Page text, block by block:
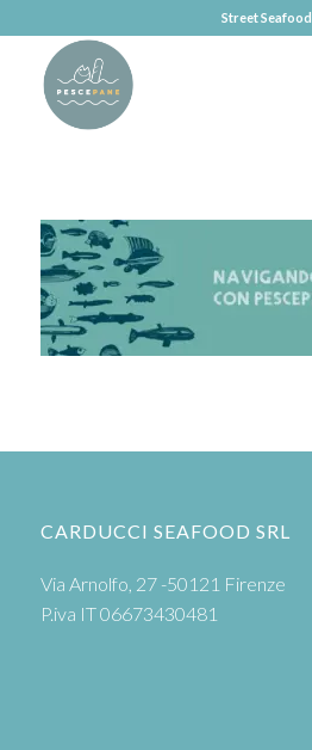
Street Seafood
CARDUCCI SEAFOOD SRL
Via Arnolfo, 27 -50121 Firenze
P.iva IT 06673430481